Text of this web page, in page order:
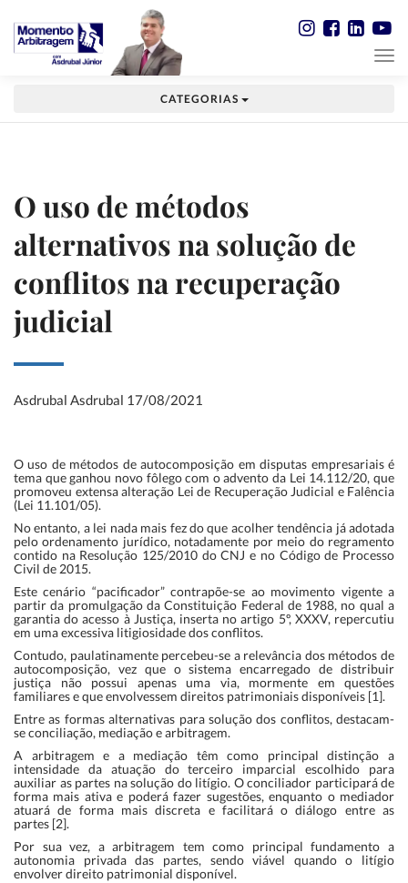
CATEGORIAS
O uso de métodos
alternativos na solução de
conflitos na recuperação
judicial
Asdrubal Asdrubal 17/08/2021
O uso de métodos de autocomposição em disputas empresariais é
tema que ganhou novo fôlego com o advento da Lei 14.112/20, que
promoveu extensa alteração Lei de Recuperação Judicial e Falência
(Lei 11.101/05).
No entanto, a lei nada mais fez do que acolher tendência já adotada
pelo ordenamento jurídico, notadamente por meio do regramento
contido na Resolução 125/2010 do CNJ e no Código de Processo
Civil de 2015.
Este cenário “pacificador” contrapõe-se ao movimento vigente a
partir da promulgação da Constituição Federal de 1988, no qual a
garantia do acesso à Justiça, inserta no artigo 5º, XXXV, repercutiu
em uma excessiva litigiosidade dos conflitos.
Contudo, paulatinamente percebeu-se a relevância dos métodos de
autocomposição, vez que o sistema encarregado de distribuir
justiça não possui apenas uma via, mormente em questões
familiares e que envolvessem direitos patrimoniais disponíveis [1].
Entre as formas alternativas para solução dos conflitos, destacam-
se conciliação, mediação e arbitragem.
A arbitragem e a mediação têm como principal distinção a
intensidade da atuação do terceiro imparcial escolhido para
auxiliar as partes na solução do litígio. O conciliador participará de
forma mais ativa e poderá fazer sugestões, enquanto o mediador
atuará de forma mais discreta e facilitará o diálogo entre as
partes [2].
Por sua vez, a arbitragem tem como principal fundamento a
autonomia privada das partes, sendo viável quando o litígio
envolver direito patrimonial disponível.